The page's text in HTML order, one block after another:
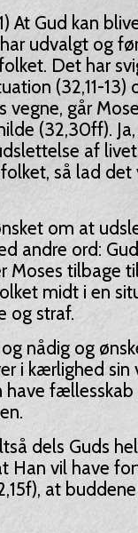
At Gud kan
udvalgt og
Det har
(32,11-13)
vegne, går
(32,30ff). Ja,
af
så lad
om at
andre ord:
Moses tilbage
midt i en
og straf.
nådig og
i kærlighed
have
dels Guds
Han vil have
at